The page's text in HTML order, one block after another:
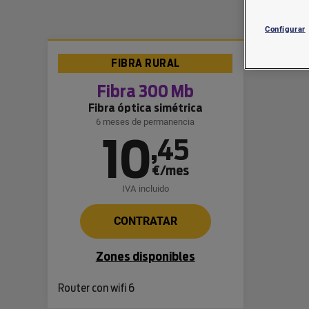
FIBRA RURAL
Fibra 300 Mb
Fibra óptica simétrica
6 meses de permanencia
10,45
€/mes
IVA incluido
CONTRATAR
Zones disponibles
Router con wifi 6
Configurar